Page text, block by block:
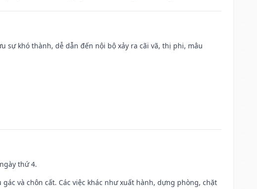
sự khó thành, dễ dẫn đến nội bộ xảy ra cãi vã, thị phi, mâu
thứ 4.
và chôn cất. Các việc khác như xuất hành, dựng phòng, chặt